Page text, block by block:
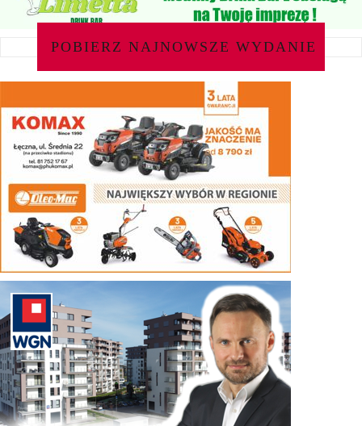
POBIERZ NAJNOWSZE WYDANIE